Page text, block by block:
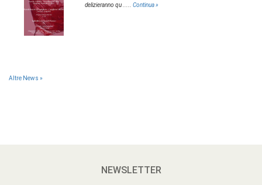
delizieranno qu ..... Continua »
Altre News »
NEWSLETTER